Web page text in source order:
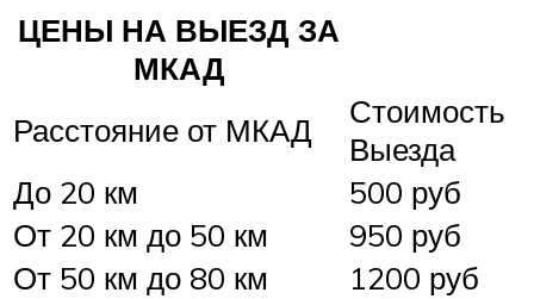
ЦЕНЫ НА ВЫЕЗД ЗА
МКАД
Расстояние от МКАД
Стоимость
Выезда
До 20 км
500 руб
От 20 км до 50 км
950 руб
От 50 км до 80 км
1200 руб